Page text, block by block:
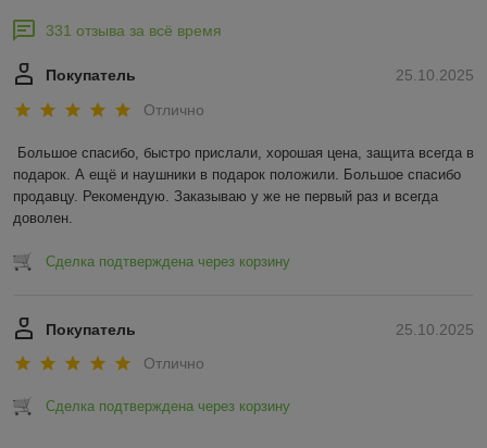
331 отзыва за всё время
25.10.2025
Покупатель
Отлично
Большое спасибо, быстро прислали, хорошая цена, защита всегда в
подарок. А ещё и наушники в подарок положили. Большое спасибо
продавцу. Рекомендую. Заказываю у же не первый раз и всегда
доволен.
Сделка подтверждена через корзину
25.10.2025
Покупатель
Отлично
Сделка подтверждена через корзину